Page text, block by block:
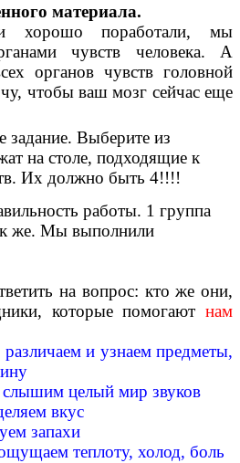
материала.
хорошо поработали, мы
чувств человека. А
органов чувств головной
чтобы ваш мозг сейчас еще
задание. Выберите из
на столе, подходящие к
Их должно быть 4!!!!
работы. 1 группа
же. Мы выполнили
на вопрос: кто же они,
которые помогают нам
различаем и узнаем предметы,
слышим целый мир звуков
вкус
запахи
теплоту, холод, боль